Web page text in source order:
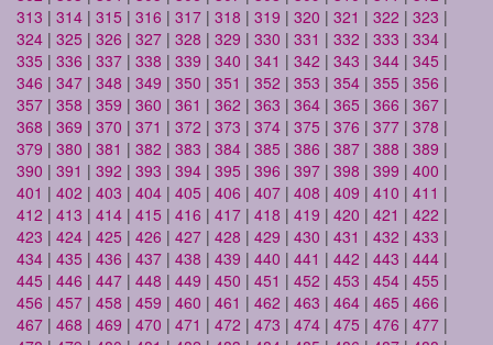
313 | 314 | 315 | 316 | 317 | 318 | 319 | 320 | 321 | 322 | 323 |
324 | 325 | 326 | 327 | 328 | 329 | 330 | 331 | 332 | 333 | 334 |
335 | 336 | 337 | 338 | 339 | 340 | 341 | 342 | 343 | 344 | 345 |
346 | 347 | 348 | 349 | 350 | 351 | 352 | 353 | 354 | 355 | 356 |
357 | 358 | 359 | 360 | 361 | 362 | 363 | 364 | 365 | 366 | 367 |
368 | 369 | 370 | 371 | 372 | 373 | 374 | 375 | 376 | 377 | 378 |
379 | 380 | 381 | 382 | 383 | 384 | 385 | 386 | 387 | 388 | 389 |
390 | 391 | 392 | 393 | 394 | 395 | 396 | 397 | 398 | 399 | 400 |
401 | 402 | 403 | 404 | 405 | 406 | 407 | 408 | 409 | 410 | 411 |
412 | 413 | 414 | 415 | 416 | 417 | 418 | 419 | 420 | 421 | 422 |
423 | 424 | 425 | 426 | 427 | 428 | 429 | 430 | 431 | 432 | 433 |
434 | 435 | 436 | 437 | 438 | 439 | 440 | 441 | 442 | 443 | 444 |
445 | 446 | 447 | 448 | 449 | 450 | 451 | 452 | 453 | 454 | 455 |
456 | 457 | 458 | 459 | 460 | 461 | 462 | 463 | 464 | 465 | 466 |
467 | 468 | 469 | 470 | 471 | 472 | 473 | 474 | 475 | 476 | 477 |